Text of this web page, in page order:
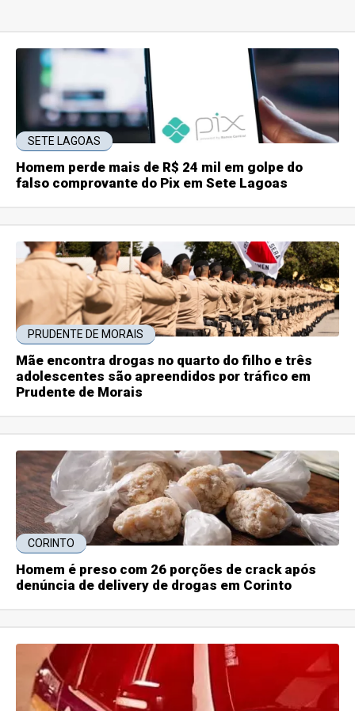
SETE LAGOAS
Homem perde mais de R$ 24 mil em golpe do
falso comprovante do Pix em Sete Lagoas
PRUDENTE DE MORAIS
Mãe encontra drogas no quarto do filho e três
adolescentes são apreendidos por tráfico em
Prudente de Morais
CORINTO
Homem é preso com 26 porções de crack após
denúncia de delivery de drogas em Corinto